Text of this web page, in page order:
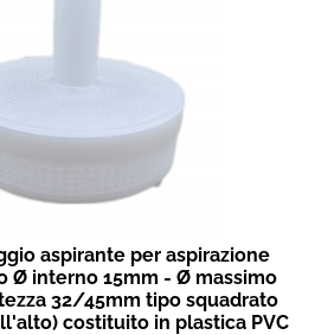
aspirante per aspirazione
Ø interno 15mm - Ø massimo
32/45mm tipo squadrato
costituito in plastica PVC